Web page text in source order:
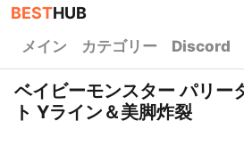
BESTHUB
メイン カテゴリー Discord
ベイビーモンスター パリー
ト Yライン＆美脚炸裂